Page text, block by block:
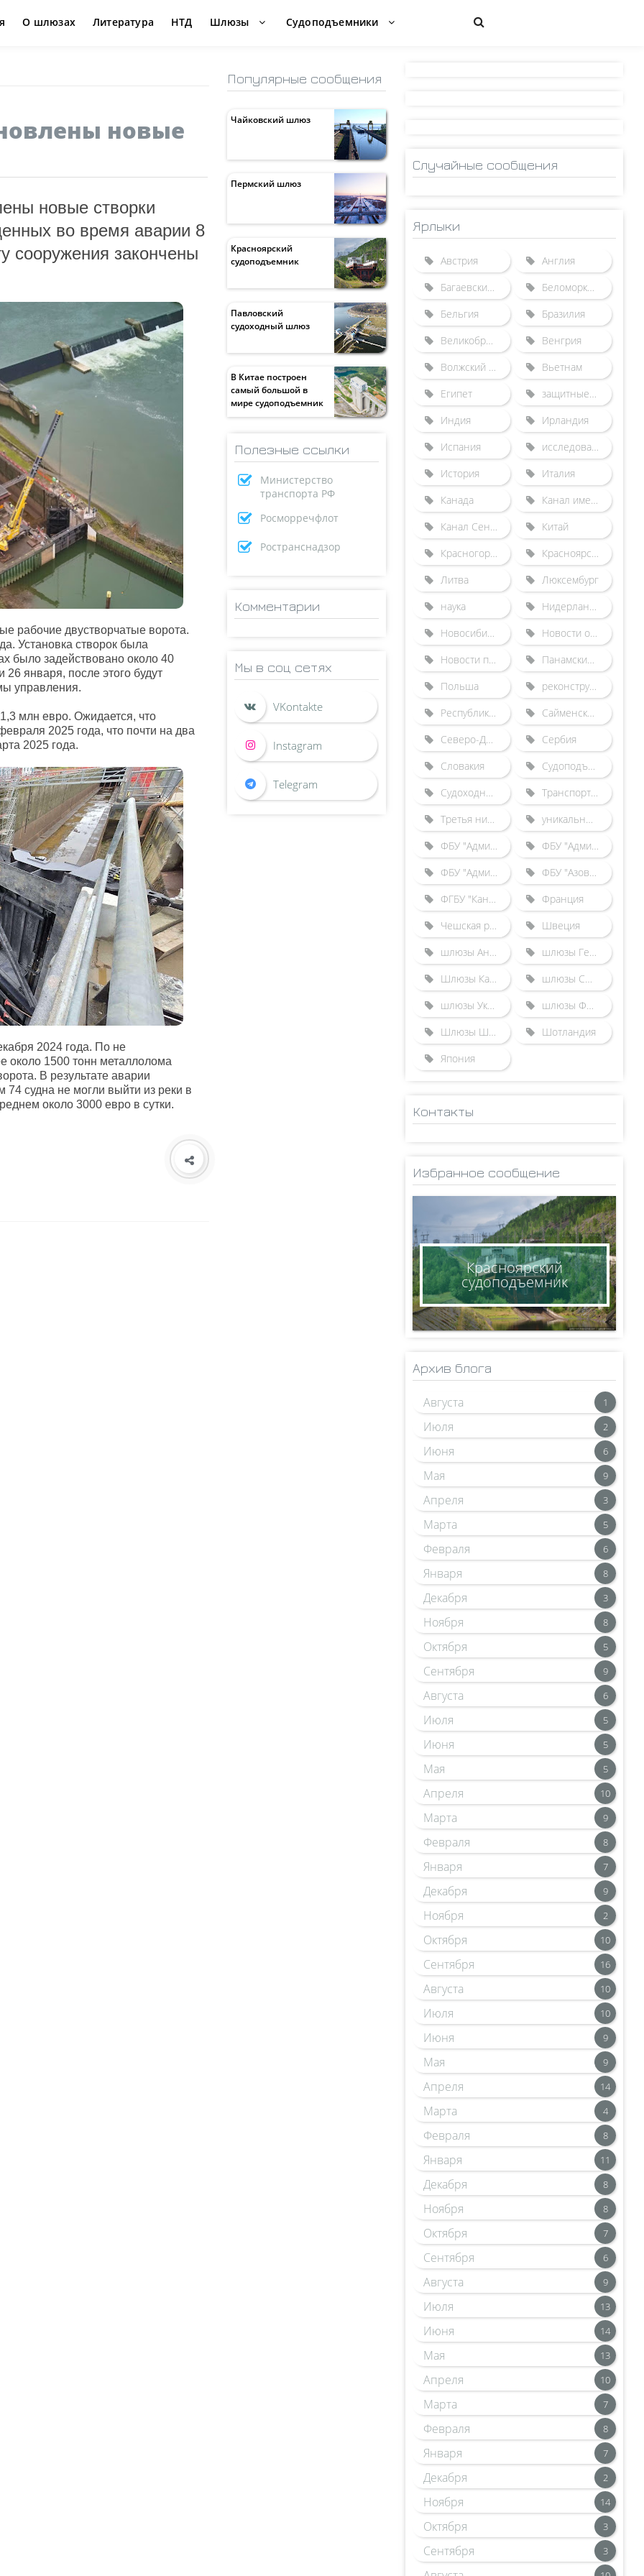
О шлюзах Литература НТД Шлюзы Судоподъемники
новые
новые створки
во время аварии 8
сооружения закончены
рабочие двустворчатые ворота.
Установка створок была
было задействовано около 40
26 января, после этого будут
управления.
млн евро. Ожидается, что
2025 года, что почти на два
2025 года.
2024 года. По не
около 1500 тонн металлолома
В результате аварии
74 судна не могли выйти из реки в
около 3000 евро в сутки.
Популярные сообщения
Чайковский шлюз
Пермский шлюз
Красноярский
судоподъемник
Павловский
судоходный шлюз
В Китае построен
самый большой в
мире судоподъемник
Полезные ссылки
Министерство
транспорта РФ
Росморречфлот
Ространснадзор
Комментарии
Мы в соц сетях
Случайные сообщения
Ярлыки
Австрия
Англия
Багаевский гидроузел
Беломорканал
Бельгия
Бразилия
Великобритания
Венгрия
Волжский бассейн
Вьетнам
Египет
защитные сооружения от наводнений
Индия
Ирландия
Испания
исследования
История
Италия
Канада
Канал имени Москвы
Канал Сена-Северная Европа
Китай
Красногорский гидроузел
Красноярский судоподъемник
Литва
Люксембург
наука
Нидерланды
Новосибирский шлюз
Новости отрасли
Новости по зарубежным шлюзам
Панамский канал
Польша
реконструкция Городецкого гидроузла
Республика Беларусь
Сайменский канал
Северо-Двинская шлюзованная система
Сербия
Словакия
Судоподъемники
Судоходные каналы
Транспортные происшествия
Третья нитка Городецкого шлюза
уникальные гидротехнические сооружения
ФБУ "Администрация "Волго-Балт"
ФБУ "Администрация "Волго-Дон"
ФБУ "Администрация "Камводпуть"
ФБУ "Азово-Донская бассейновая администрация"
ФГБУ "Канал имени Москвы"
Франция
Чешская республика
Швеция
шлюзы Англии
шлюзы Германии
Шлюзы Казахстана
шлюзы США
шлюзы Украины
шлюзы Франции
Шлюзы Швейцарии
Шотландия
Япония
Контакты
КСЕНОФОНТОВ
ksen_nm@mail.ru
Избранное сообщение
Красноярский
судоподъемник
Архив блога
Августа 1
Июля 2
Июня 6
Мая 9
Апреля 3
Марта 5
Февраля 6
Января 8
Декабря 3
Ноября 8
Октября 5
Сентября 9
Августа 6
Июля 5
Июня 5
Мая 5
Апреля 10
Марта 9
Февраля 8
Января 7
Декабря 9
Ноября 2
Октября 10
Сентября 16
Августа 10
Июля 10
Июня 9
Мая 9
Апреля 14
Марта 4
Февраля 8
Января 11
Декабря 8
Ноября 8
Октября 7
Сентября 6
Августа 9
Июля 13
Июня 14
Мая 13
Апреля 10
Марта 7
Февраля 8
Января 7
Декабря 2
Ноября 14
Октября 3
Сентября 3